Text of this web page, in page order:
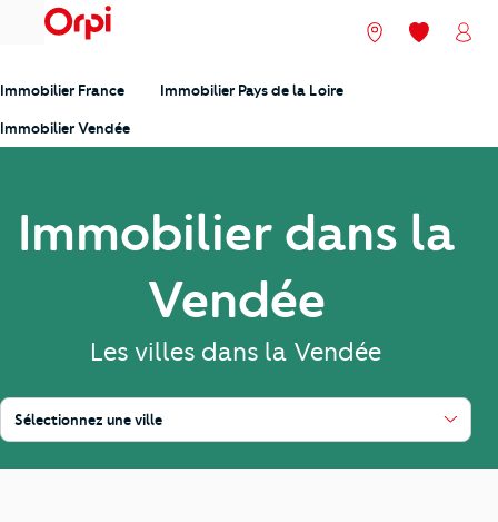
menu Nos agences
Mes
Immobilier France Immobilier Pays de la Loire
Immobilier Vendée
Immobilier dans la
Vendée
Les villes dans la Vendée
Sélectionnez une ville